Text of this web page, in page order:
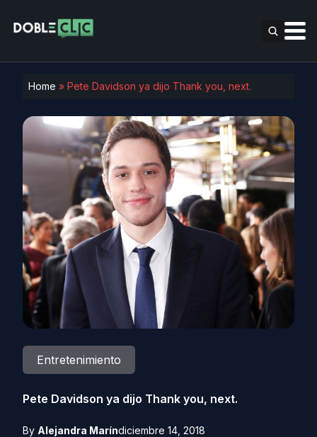
Home » Pete Davidson ya dijo Thank you, next.
Entretenimiento
Pete Davidson ya dijo Thank you, next.
By Alejandra Maríndiciembre 14, 2018